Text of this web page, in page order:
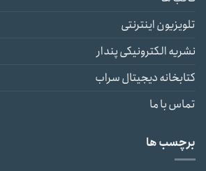
تلویزیون اینترنتی
نشریه الکترونیکی پندار
کتابخانه دیجیتال سراب
تماس با ما
برچسب ها